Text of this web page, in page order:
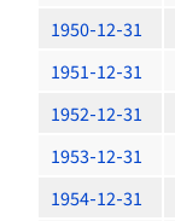
1950-12-31
1951-12-31
1952-12-31
1953-12-31
1954-12-31